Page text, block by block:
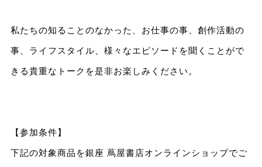
私たちの知ることのなかった、お仕事の事、創作活動の
事、ライフスタイル、様々なエピソードを聞くことがで
きる貴重なトークを是非お楽しみください。
【参加条件】
下記の対象商品を銀座 蔦屋書店オンラインショップでご